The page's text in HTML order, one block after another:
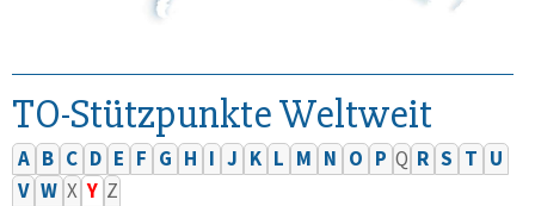
TO-Stützpunkte Weltweit
A B C D E F G H I J K L M N O P Q R S T U
V W X Y Z